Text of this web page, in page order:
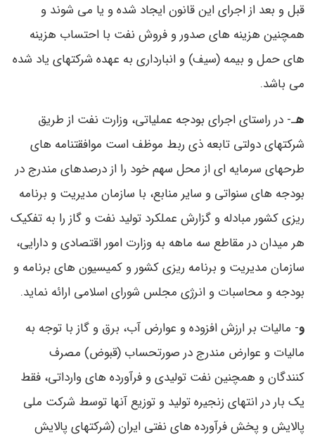
قبل و بعد از اجرای این قانون ایجاد شده و یا می شوند و
همچنین هزینه های صدور و فروش نفت با احتساب هزینه
های حمل و بیمه (سیف) و انبارداری به عهده شرکتهای یاد شده
می باشد.
هـ- در راستای اجرای بودجه عملیاتی، وزارت نفت از طریق
شرکتهای دولتی تابعه ذی ربط موظف است موافقتنامه های
طرحهای سرمایه ای از محل سهم خود را از درصدهای مندرج در
بودجه های سنواتی و سایر منابع، با سازمان مدیریت و برنامه
ریزی کشور مبادله و گزارش عملکرد تولید نفت و گاز را به تفکیک
هر میدان در مقاطع سه ماهه به وزارت امور اقتصادی و دارایی،
سازمان مدیریت و برنامه ریزی کشور و کمیسیون های برنامه و
بودجه و محاسبات و انرژی مجلس شورای اسلامی ارائه نماید.
و- مالیات بر ارزش افزوده و عوارض آب، برق و گاز با توجه به
مالیات و عوارض مندرج در صورتحساب (قبوض) مصرف
کنندگان و همچنین نفت تولیدی و فرآورده های وارداتی، فقط
یک بار در انتهای زنجیره تولید و توزیع آنها توسط شرکت ملی
پالایش و پخش فرآورده های نفتی ایران (شرکتهای پالایش